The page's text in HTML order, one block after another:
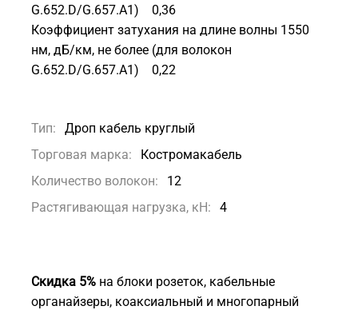
G.652.D/G.657.A1) 0,36
Коэффициент затухания на длине волны 1550
нм, дБ/км, не более (для волокон
G.652.D/G.657.A1) 0,22
Тип:
Дроп кабель круглый
Торговая марка:
Костромакабель
Количество волокон:
12
Растягивающая нагрузка, кН:
4
Скидка 5% на блоки розеток, кабельные
органайзеры, коаксиальный и многопарный